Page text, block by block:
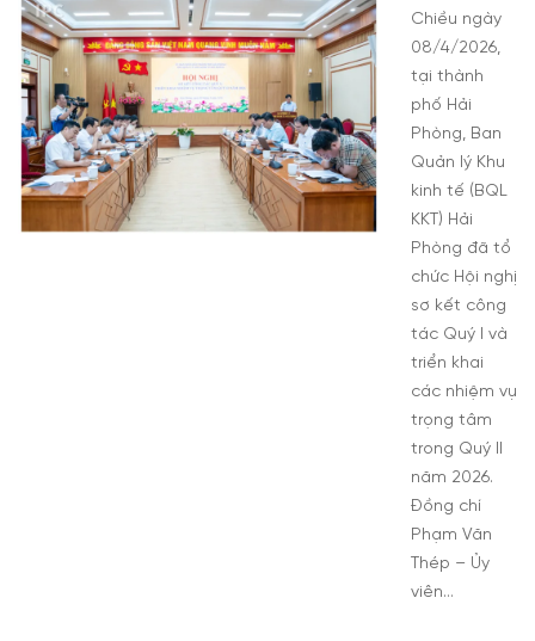
Chiều ngày
08/4/2026,
tại thành
phố Hải
Phòng, Ban
Quản lý Khu
kinh tế (BQL
KKT) Hải
Phòng đã tổ
chức Hội nghị
sơ kết công
tác Quý I và
triển khai
các nhiệm vụ
trọng tâm
trong Quý II
năm 2026.
Đồng chí
Phạm Văn
Thép – Ủy
viên…